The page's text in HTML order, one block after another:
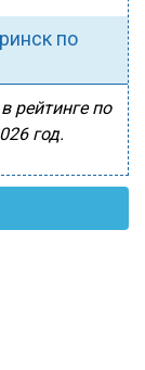
по
рейтинге по
год.